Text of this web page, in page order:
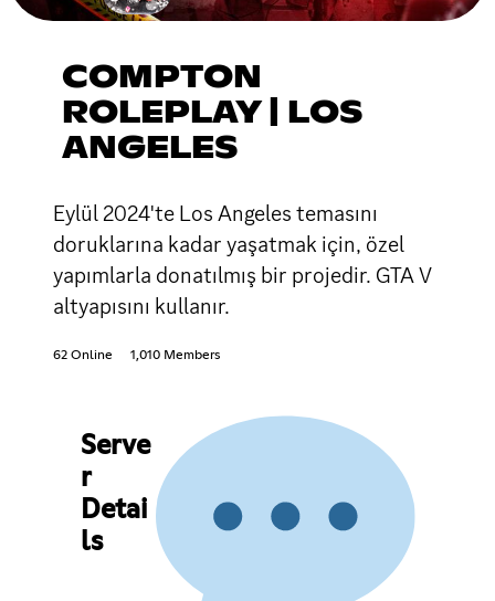
COMPTON
ROLEPLAY | LOS
ANGELES
Eylül 2024'te Los Angeles temasını
doruklarına kadar yaşatmak için, özel
yapımlarla donatılmış bir projedir. GTA V
altyapısını kullanır.
62 Online 1,010 Members
Serve
r
Detai
ls